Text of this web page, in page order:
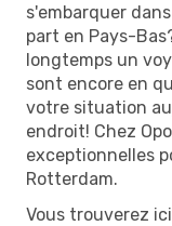
s'embarquer
part en Pays-
longtemps un
sont encore en
votre situation
endroit! Chez
exceptionnelles
Rotterdam.
Vous trouverez